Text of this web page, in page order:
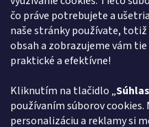
čo práve potrebujete a
naše stránky používate,
obsah a zobrazujeme vám
praktické a efektívne!
Kliknutím na tlačidlo „
používaním súborov cookies.
personalizáciu a reklamy si
0911 931 019
0911 931 019
Facebook Euroshopy
Prijímame online platby